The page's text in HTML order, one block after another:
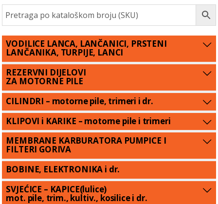
VODILICE LANCA, LANČANICI, PRSTENI
LANČANIKA, TURPIJE, LANCI
REZERVNI DIJELOVI
ZA MOTORNE PILE
CILINDRI – motorne pile, trimeri i dr.
KLIPOVI i KARIKE – motorne pile i trimeri
MEMBRANE KARBURATORA PUMPICE I
FILTERI GORIVA
BOBINE, ELEKTRONIKA i dr.
SVJEĆICE – KAPICE(lulice)
mot. pile, trim., kultiv., kosilice i dr.